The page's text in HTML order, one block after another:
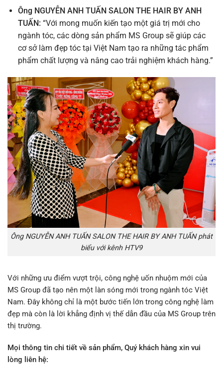
Ông NGUYỄN ANH TUẤN SALON THE HAIR BY ANH
TUẤN: “Với mong muốn kiến tạo một giá trị mới cho
ngành tóc, các dòng sản phẩm MS Group sẽ giúp các
cơ sở làm đẹp tóc tại Việt Nam tạo ra những tác phẩm
phẩm chất lượng và nâng cao trải nghiệm khách hàng.”
Ông NGUYỄN ANH TUẤN SALON THE HAIR BY ANH TUẤN phát
biểu với kênh HTV9
Với những ưu điểm vượt trội, công nghệ uốn nhuộm mới của
MS Group đã tạo nên một làn sóng mới trong ngành tóc Việt
Nam. Đây không chỉ là một bước tiến lớn trong công nghệ làm
đẹp mà còn là lời khẳng định vị thế dẫn đầu của MS Group trên
thị trường.
Mọi thông tin chi tiết về sản phẩm, Quý khách hàng xin vui
lòng liên hệ: